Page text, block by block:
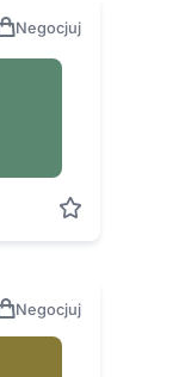
Negocjuj
Negocjuj